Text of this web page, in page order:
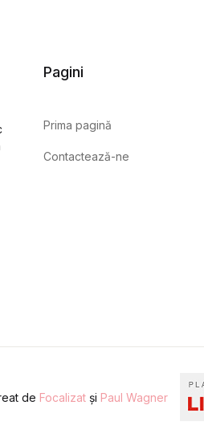
Pagini
Prima pagină
Contactează-ne
de Focalizat și Paul Wagner